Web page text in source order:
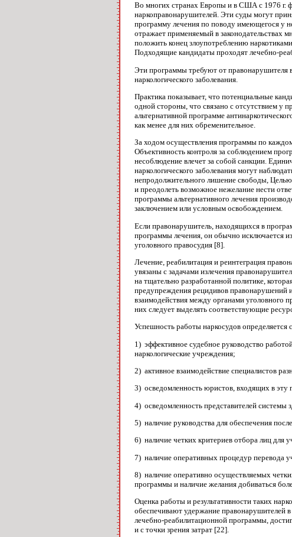
Во многих странах Европы и в США с 1976 г.
наркоправонарушителей. Эти суды могут
программу лечения по поводу имеющегося у
отражает применяемый в
положить конец злоупотреблению
Подходящие кандидаты проходят лечебно-
Эти программы требуют от правонарушителя
наркологического заболевания.
Практика показывает, что потенциальные
одной стороны, что связано с отсутствием у
альтернативной программе
как менее для них обременительное.
За ходом осуществления программы по
Объективность контроля за соблюдением
несоблюдение влечет за собой санкции.
наркологического заболевания могут
непродолжительного лишение свободы,
и преодолеть возможное нежелание нести
программы альтернативного лечения
заключением или условным освобождением.
Если правонарушитель, находящихся в
программы лечения, он обычно исключается
уголовного правосудия [8].
Лечение, реабилитация и реинтеграция
увязаны с задачами излечения
на тщательно разработанной политике,
предупреждения рецидивов правонарушений
взаимодействия между органами уголовного
них следует выделять соответствующие
Успешность работы наркосудов
1) эффективное судебное руководство
наркологические учреждения;
2) активное взаимодействие специалистов
3) осведомленность юристов, входящих в эту
4) осведомленность представителей системы
5) наличие руководства для обеспечения
6) наличие четких критериев отбора лиц для
7) наличие оперативных процедур перевода
8) наличие оперативно осуществляемых
программы и наличие желания добиваться
Оценка работы и результативности таких
обеспечивают удержание правонарушителей
лечебно-реабилитационной программы,
и с точки зрения затрат [22].